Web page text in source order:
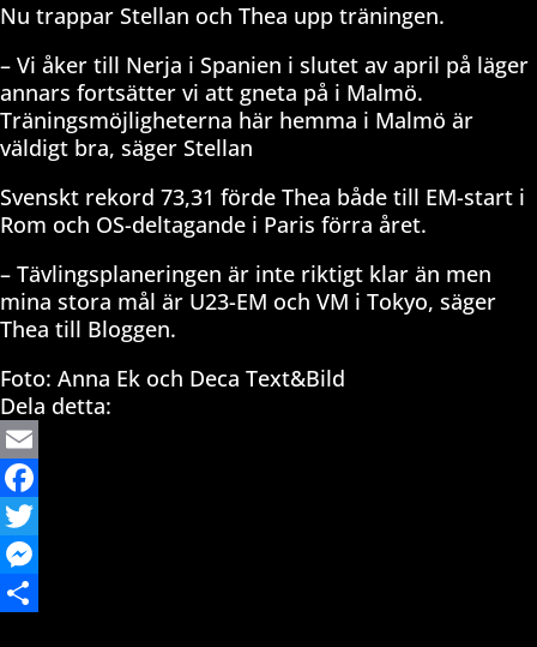
Nu trappar Stellan och Thea upp träningen.
– Vi åker till Nerja i Spanien i slutet av april på läger
annars fortsätter vi att gneta på i Malmö.
Träningsmöjligheterna här hemma i Malmö är
väldigt bra, säger Stellan
Svenskt rekord 73,31 förde Thea både till EM-start i
Rom och OS-deltagande i Paris förra året.
– Tävlingsplaneringen är inte riktigt klar än men
mina stora mål är U23-EM och VM i Tokyo, säger
Thea till Bloggen.
Foto: Anna Ek och Deca Text&Bild
Dela detta:
Email
Facebook
Twitter
Messenger